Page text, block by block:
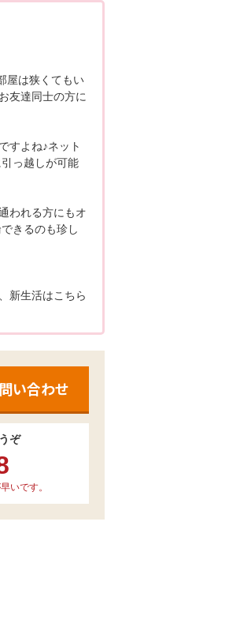
屋は狭くてもい
友達同士の方に
すよね♪ネット
っ越しが可能
われる方にもオ
きるのも珍し
新生活はこちら
い合わせ
ぞ
いです。